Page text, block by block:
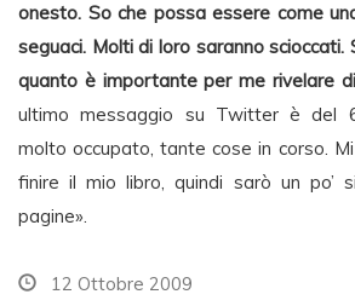
onesto. So che possa essere come
seguaci. Molti di loro saranno scioccati.
quanto è importante per me rivelare
ultimo messaggio su Twitter è del
molto occupato, tante cose in corso.
finire il mio libro, quindi sarò un po’
pagine».
12 Ottobre 2009